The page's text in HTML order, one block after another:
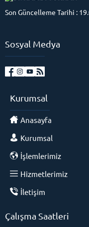
Son Güncelleme Tarihi :
Sosyal Medya
Kurumsal
Anasayfa
Kurumsal
İşlemlerimiz
Hizmetlerimiz
İletişim
Çalışma Saatleri